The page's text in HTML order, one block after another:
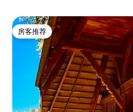
房客推荐
房客推荐